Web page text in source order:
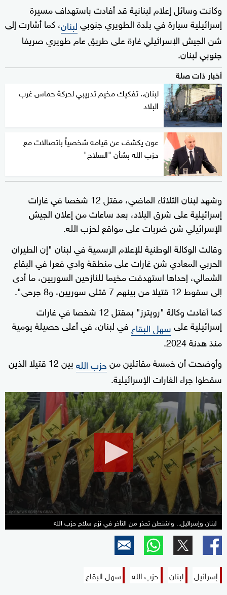
وكانت وسائل إعلام لبنانية قد أفادت باستهداف مسيرة
إسرائيلية سيارة في بلدة الطويري جنوبيلبنان، كما أشارت إلى
شن الجيش الإسرائيلي غارة على طريق عام طويري صريفا
جنوبي لبنان.
أخبار ذات صلة
لبنان.. تفكيك مخيم تدريبي لحركة حماس غرب
البلاد
عون يكشف عن قيامه شخصياً باتصالات مع
حزب الله بشأن "السلاح"
وشهد لبنان الثلاثاء الماضي، مقتل 12 شخصا في غارات
إسرائيلية على شرق البلاد، بعد ساعات من إعلان الجيش
الإسرائيلي شن ضربات على مواقع لحزب الله.
وقالت الوكالة الوطنية للإعلام الرسمية في لبنان "إن الطيران
الحربي المعادي شن غارات على منطقة وادي فعرا في البقاع
الشمالي، إحداها استهدفت مخيما للنازحين السوريين، ما أدى
إلى سقوط 12 قتيلا من بينهم 7 قتلى سوريين، و8 جرحى".
كما أفادت وكالة "رويترز" بمقتل 12 شخصا في غارات
إسرائيلية علىسهل البقاع في لبنان، في أعلى حصيلة يومية
منذ هدنة 2024.
وأوضحت أن خمسة مقاتلين منحزب الله
بين 12 قتيلا الذين
سقطوا جراء الغارات الإسرائيلية.
0
seconds
of
12
minutes,
30
seconds
لبنان وإسرائيل.. واشنطن تحذر من التأخر في نزع سلاح حزب الله
إسرائيل لبنان حزب الله سهل البقاع